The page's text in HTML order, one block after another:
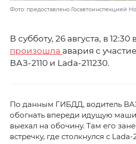
Фото: предоставлено Госавтоинспекцией
В субботу, 26 августа, в
произошла авария с
ВАЗ-2110 и Lada-211230.
По данным ГИБДД, водитель
обогнать впереди идущую
выехал на обочину. Там его
встречку, где столкнулся с Lada-